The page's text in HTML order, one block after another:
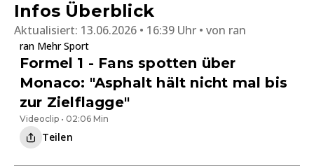
Infos Überblick
Aktualisiert: 13.06.2026 • 16:39 Uhr von ran
ran Mehr Sport
Formel 1 - Fans spotten über
Monaco: "Asphalt hält nicht mal bis
zur Zielflagge"
Videoclip • 02:06 Min
Teilen